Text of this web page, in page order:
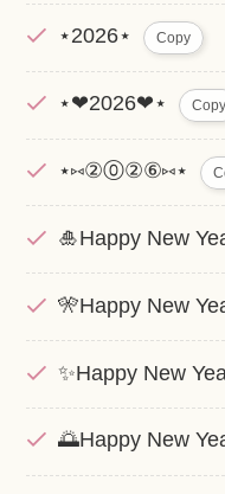
⋆2026⋆ Copy
⋆❤︎2026❤︎⋆ Copy
⋆⑅②⓪②⑥⑅⋆
🎍Happy New
🎌Happy New
✨Happy New
🌅Happy New